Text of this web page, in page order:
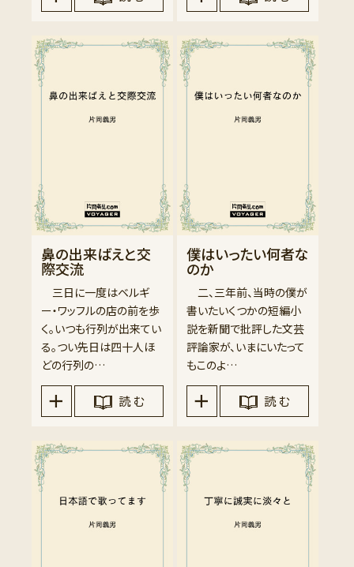
鼻の出来ばえと交
際交流
三日に一度はベルギ
ー・ワッフルの店の前を歩
く。いつも行列が出来てい
る。つい先日は四十人ほ
どの行列の…
読 む
僕はいったい何者な
のか
二、三年前、当時の僕が
書いたいくつかの短編小
説を新聞で批評した文芸
評論家が、いまにいたって
もこのよ…
読 む